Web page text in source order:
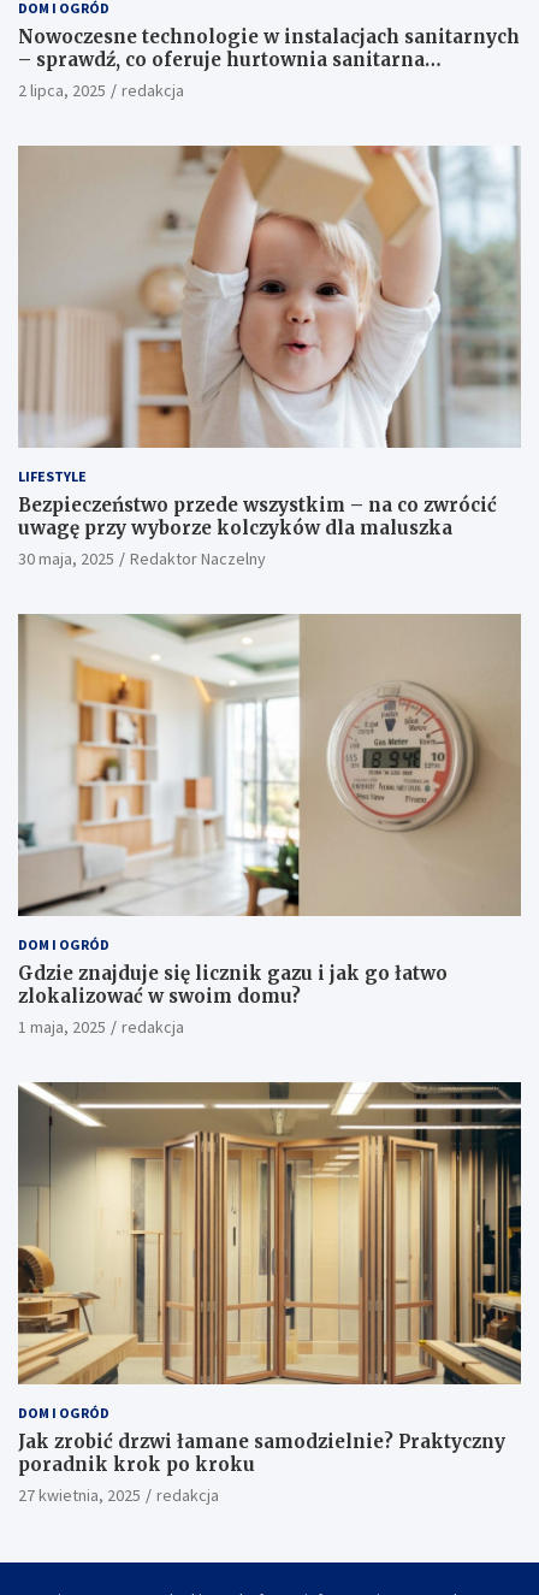
Nowoczesne technologie w instalacjach sanitarnych
– sprawdź, co oferuje hurtownia sanitarna
Proterm.sklep.pl
2 lipca, 2025
LIFESTYLE
Bezpieczeństwo przede wszystkim – na co zwrócić
uwagę przy wyborze kolczyków dla maluszka
30 maja, 2025 Redaktor Naczelny
DOM I OGRÓD
Gdzie znajduje się licznik gazu i jak go łatwo
zlokalizować w swoim domu?
1 maja, 2025 redakcja